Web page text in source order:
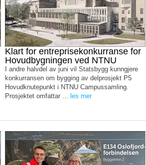
Klart for entreprisekonkurranse for
Hovudbygningen ved NTNU
I andre halvdel av juni vil Statsbygg kunngjere
konkurransen om bygging av delprosjekt P5
Hovudknutepunkt i NTNU Campussamling.
Prosjektet omfattar ... les mer